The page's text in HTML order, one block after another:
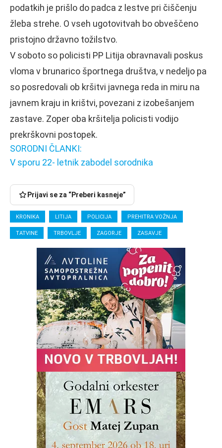
podatkih je prišlo do padca z lestve pri čiščenju
žleba strehe. O vseh ugotovitvah bo obveščeno
pristojno državno tožilstvo.
V soboto so policisti PP Litija obravnavali poskus
vloma v brunarico športnega društva, v nedeljo pa
so posredovali ob kršitvi javnega reda in miru na
javnem kraju in krištvi, povezani z izobešanjem
zastave. Zoper oba kršitelja policisti vodijo
prekrškovni postopek.
SORODNI ČLANKI:
V sporu 22- letnik zabodel sorodnika
Prijavi se za “Preberi kasneje”
KRONIKA LITIJA POLICIJA PREHITRA VOŽNJA
TATVINE TRBOVLJE ZAGORJE ZASAVJE